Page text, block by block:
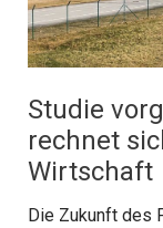
Studie
rechnet
Wirtschaft
Die Zukunft des